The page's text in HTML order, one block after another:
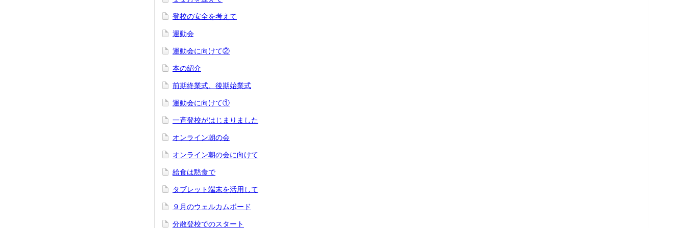
登校の安全を考えて
運動会
運動会に向けて②
本の紹介
前期終業式、後期始業式
運動会に向けて①
一斉登校がはじまりました
オンライン朝の会
オンライン朝の会に向けて
給食は黙食で
タブレット端末を活用して
９月のウェルカムボード
分散登校でのスタート